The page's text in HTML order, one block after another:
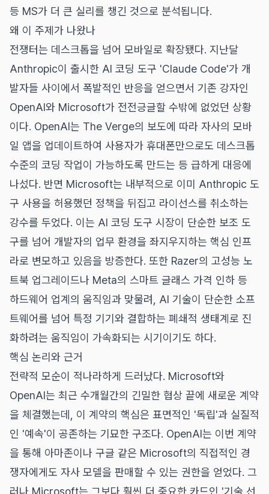
등 MS가 더 큰 실리를 챙긴 것으로 분석됩니다.
왜 이 주제가 나왔나
전쟁터는 데스크톱을 넘어 모바일로 확장됐다. 지난달
Anthropic이 출시한 AI 코딩 도구 'Claude Code'가 개
발자들 사이에서 폭발적인 반응을 얻으면서 기존 강자인
OpenAI와 Microsoft가 전전긍글할 수밖에 없었던 상황
이다. OpenAI는 The Verge의 보도에 따라 자사의 모바
일 앱을 업데이트하여 사용자가 휴대폰만으로도 데스크톱
수준의 코딩 작업이 가능하도록 만드는 등 급하게 대응에
나섰다. 반면 Microsoft는 내부적으로 이미 Anthropic 도
구 사용을 허용했던 정책을 뒤집고 라이선스를 취소하는
강수를 두었다. 이는 AI 코딩 도구 시장이 단순한 보조 도
구를 넘어 개발자의 업무 환경을 좌지우지하는 핵심 인프
라로 변모하고 있음을 방증한다. 또한 Razer의 고성능 노
트북 업그레이드나 Meta의 스마트 글래스 가격 인하 등
하드웨어 업계의 움직임과 맞물려, AI 기술이 단순한 소프
트웨어를 넘어 특정 기기와 결합하는 폐쇄적 생태계로 진
화하려는 움직임이 가속화되는 시기이기도 하다.
핵심 논리와 근거
전략적 모순이 적나라하게 드러났다. Microsoft와
OpenAI는 최근 수개월간의 긴밀한 협상 끝에 새로운 계약
을 체결했는데, 이 계약의 핵심은 표면적인 '독립'과 실질적
인 '예속'이 공존하는 기묘한 구조다. OpenAI는 이번 계약
을 통해 아마존이나 구글 같은 Microsoft의 직접적인 경
쟁자에게도 자사 모델을 판매할 수 있는 권한을 얻었다. 그
러나 Microsoft는 그보다 훨씬 더 중요한 카드인 '기술 선